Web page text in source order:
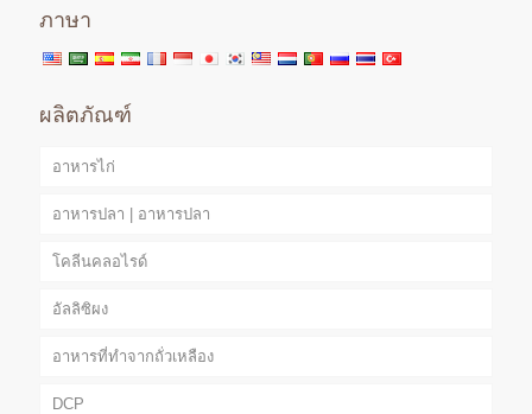
ภาษา
ผลิตภัณฑ์
อาหารไก่
อาหารปลา | อาหารปลา
โคลีนคลอไรด์
อัลลิซิผง
อาหารที่ทำจากถั่วเหลือง
DCP